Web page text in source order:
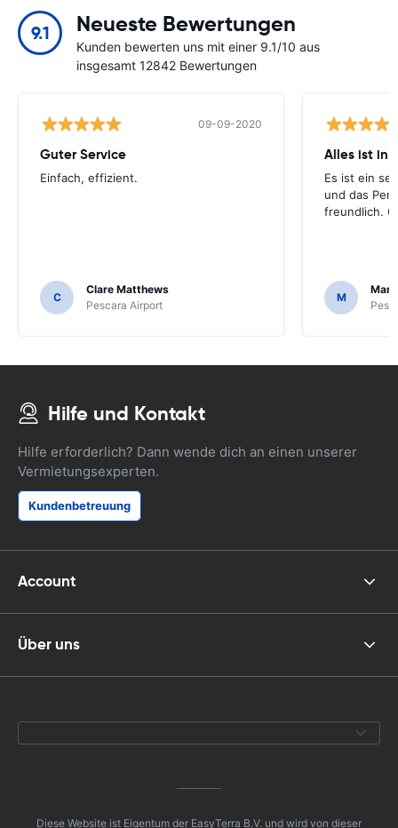
9.1 Neueste Bewertungen
Kunden bewerten uns mit einer 9.1/10 aus
insgesamt 12842 Bewertungen
09-09-2020
Guter Service
Einfach, effizient.
C
Clare Matthews
Pescara Airport
Alles ist in
Es ist ein
und das
freundlich.
M
Hilfe und Kontakt
Hilfe erforderlich? Dann wende dich an einen unserer
Vermietungsexperten.
Kundenbetreuung
Account
Über uns
Diese Website ist Eigentum der EasyTerra B.V. und wird von dieser